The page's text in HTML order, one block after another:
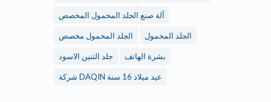
آلة صنع الجلد المحمول المخصص
الجلد المحمول الجلد المحمول مخصص
بشرة الهاتف جلد التنين الاسود
شركة DAQIN عيد ميلاد 16 سنة